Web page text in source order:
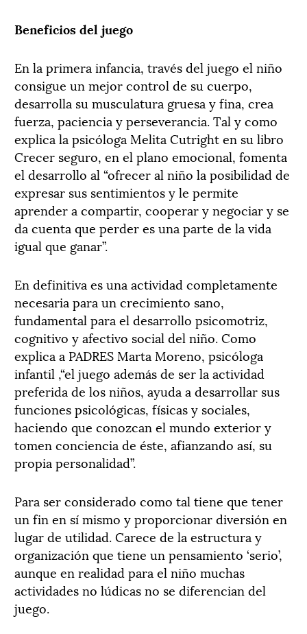
Beneficios del juego
En la primera infancia, través del juego el niño
consigue un mejor control de su cuerpo,
desarrolla su musculatura gruesa y fina, crea
fuerza, paciencia y perseverancia. Tal y como
explica la psicóloga Melita Cutright en su libro
Crecer seguro, en el plano emocional, fomenta
el desarrollo al “ofrecer al niño la posibilidad de
expresar sus sentimientos y le permite
aprender a compartir, cooperar y negociar y se
da cuenta que perder es una parte de la vida
igual que ganar”.
En definitiva es una actividad completamente
necesaria para un crecimiento sano,
fundamental para el desarrollo psicomotriz,
cognitivo y afectivo social del niño. Como
explica a PADRES Marta Moreno, psicóloga
infantil ,“el juego además de ser la actividad
preferida de los niños, ayuda a desarrollar sus
funciones psicológicas, físicas y sociales,
haciendo que conozcan el mundo exterior y
tomen conciencia de éste, afianzando así, su
propia personalidad”.
Para ser considerado como tal tiene que tener
un fin en sí mismo y proporcionar diversión en
lugar de utilidad. Carece de la estructura y
organización que tiene un pensamiento ‘serio’,
aunque en realidad para el niño muchas
actividades no lúdicas no se diferencian del
juego.